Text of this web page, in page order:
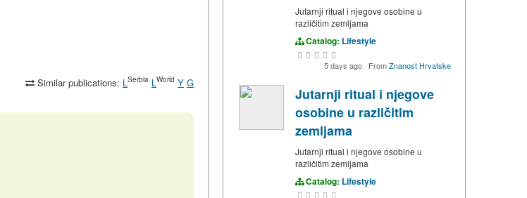
Similar publications: LSerbia LWorld Y G
Jutarnji ritual i njegove osobine u
različitim zemljama
Catalog: Lifestyle
5 days ago · FromZnanost Hrvatske
Jutarnji ritual i njegove
osobine u različitim
zemljama
Jutarnji ritual i njegove osobine u
različitim zemljama
Catalog: Lifestyle